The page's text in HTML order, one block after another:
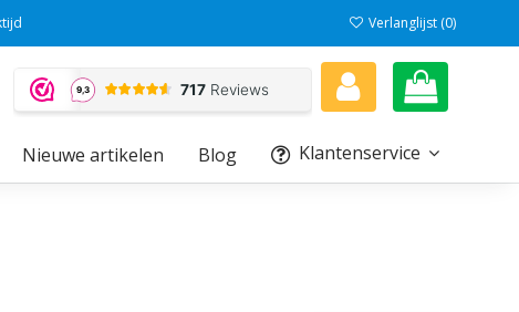
Verlanglijst (0)
Klantenservice
Blog
Nieuwe artikelen